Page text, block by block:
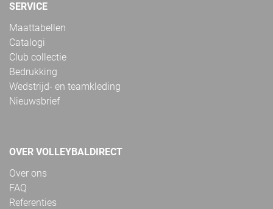
SERVICE
Maattabellen
Catalogi
Club collectie
Bedrukking
Wedstrijd- en teamkleding
Nieuwsbrief
OVER VOLLEYBALDIRECT
Over ons
FAQ
Referenties